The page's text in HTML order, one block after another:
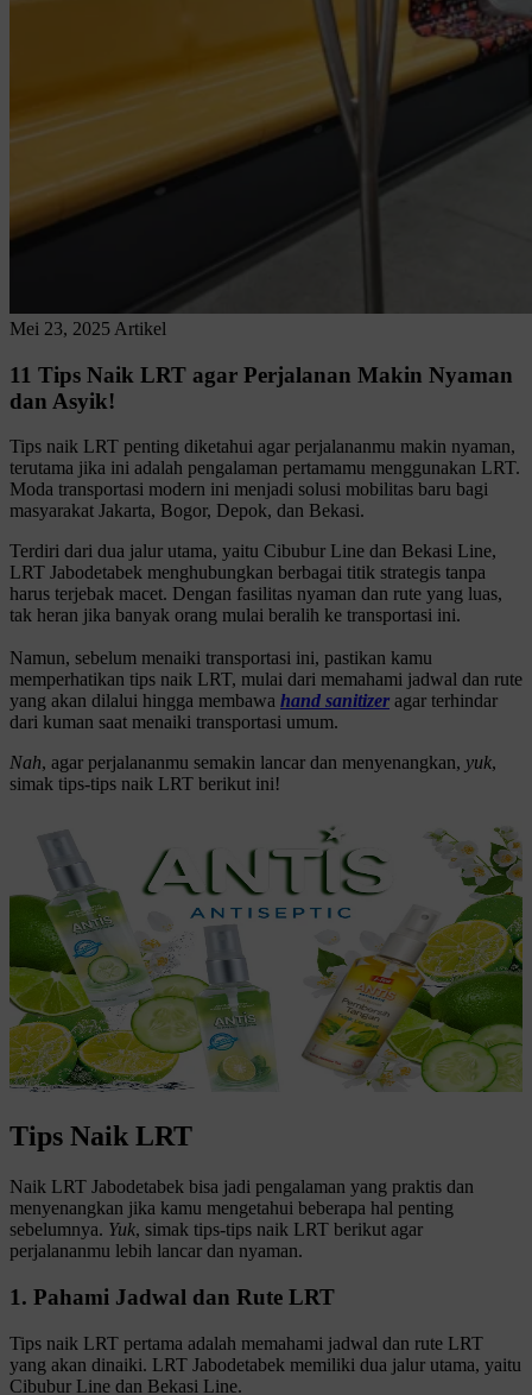
Mei 23, 2025 Artikel
11 Tips Naik LRT agar Perjalanan Makin Nyaman
dan Asyik!
Tips naik LRT penting diketahui agar perjalananmu makin nyaman,
terutama jika ini adalah pengalaman pertamamu menggunakan LRT.
Moda transportasi modern ini menjadi solusi mobilitas baru bagi
masyarakat Jakarta, Bogor, Depok, dan Bekasi.
Terdiri dari dua jalur utama, yaitu Cibubur Line dan Bekasi Line,
LRT Jabodetabek menghubungkan berbagai titik strategis tanpa
harus terjebak macet. Dengan fasilitas nyaman dan rute yang luas,
tak heran jika banyak orang mulai beralih ke transportasi ini.
Namun, sebelum menaiki transportasi ini, pastikan kamu
memperhatikan tips naik LRT, mulai dari memahami jadwal dan rute
yang akan dilalui hingga membawa hand sanitizer agar terhindar
dari kuman saat menaiki transportasi umum.
Nah, agar perjalananmu semakin lancar dan menyenangkan, yuk,
simak tips-tips naik LRT berikut ini!
Tips Naik LRT
Naik LRT Jabodetabek bisa jadi pengalaman yang praktis dan
menyenangkan jika kamu mengetahui beberapa hal penting
sebelumnya. Yuk, simak tips-tips naik LRT berikut agar
perjalananmu lebih lancar dan nyaman.
1. Pahami Jadwal dan Rute LRT
Tips naik LRT pertama adalah memahami jadwal dan rute LRT
yang akan dinaiki. LRT Jabodetabek memiliki dua jalur utama, yaitu
Cibubur Line dan Bekasi Line.